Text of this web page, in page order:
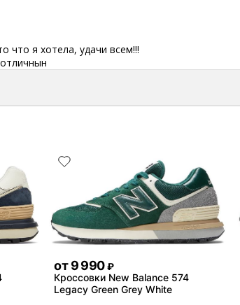
что я хотела, удачи всем!!!
от 9 990 ₽
Кроссовки New Balance 574
Legacy Green Grey White